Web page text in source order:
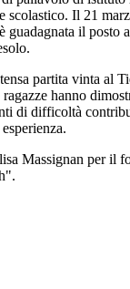
scolastico. Il 21
guadagnata il posto
partita vinta al
hanno
di difficoltà
Massignan per il